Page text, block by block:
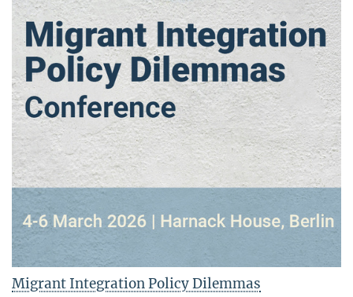
Migrant Integration Policy Dilemmas